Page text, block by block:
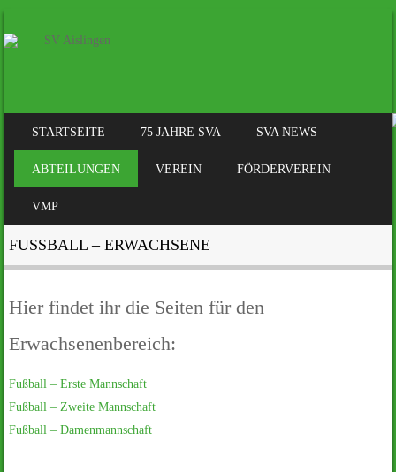
MENÜ
SKIP TO CONTENT
STARTSEITE 75 JAHRE SVA SVA NEWS
ABTEILUNGEN VEREIN FÖRDERVEREIN
VMP
FUSSBALL – ERWACHSENE
Hier findet ihr die Seiten für den
Erwachsenenbereich:
Fußball – Erste Mannschaft
Fußball – Zweite Mannschaft
Fußball – Damenmannschaft